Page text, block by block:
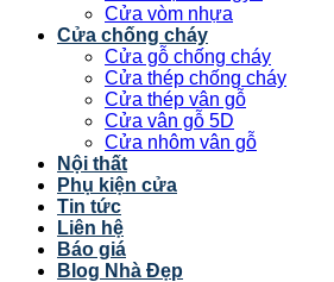
Cửa vòm nhựa
Cửa chống cháy
Cửa gỗ chống cháy
Cửa thép chống cháy
Cửa thép vân gỗ
Cửa vân gỗ 5D
Cửa nhôm vân gỗ
Nội thất
Phụ kiện cửa
Tin tức
Liên hệ
Báo giá
Blog Nhà Đẹp